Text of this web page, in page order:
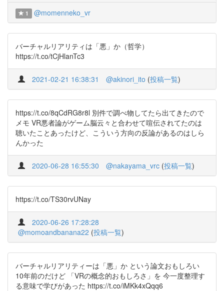
1 @momenneko_vr
バーチャルリアリティは「悪」か（哲学）
https://t.co/tCjHlanTc3
2021-02-21 16:38:31 @akinori_ito (投稿一覧)
https://t.co/8qCdRG8r8l 別件で調べ物してたら出てきたので
メモ VR悪者論がゲーム脳云々と合わせて喧伝されてたのは
聴いたことあったけど、こういう方向の反論があるのはしら
んかった
2020-06-28 16:55:30 @nakayama_vrc (投稿一覧)
https://t.co/TS30rvUNay
2020-06-26 17:28:28
@momoandbanana22 (投稿一覧)
バーチャルリアリティーは「悪」か という論文おもしろい
10年前のだけど 「VRの概念的おもしろさ」を 今一度整理す
る意味で学びがあった https://t.co/iMKk4xQqq6